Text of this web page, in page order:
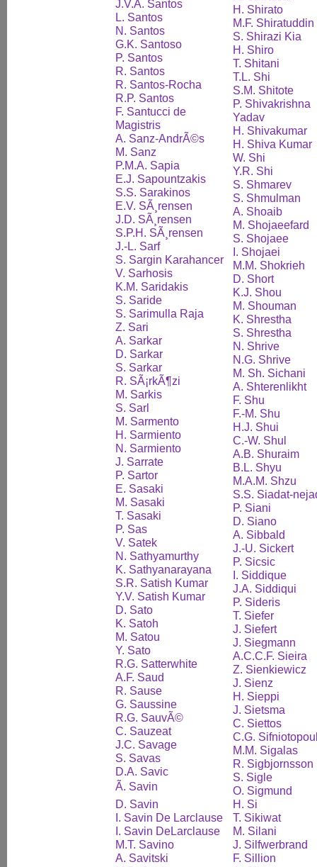
J.V.A. Santos
L. Santos
N. Santos
G.K. Santoso
P. Santos
R. Santos
R. Santos-Rocha
R.P. Santos
F. Santucci de
Magistris
A. Sanz-AndrÃ©s
M. Sanz
P.M.A. Sapia
E.J. Sapountzakis
S.S. Sarakinos
E.V. SÃ¸rensen
J.D. SÃ¸rensen
S.P.H. SÃ¸rensen
J.-L. Sarf
S. Sargin Karahancer
V. Sarhosis
K.M. Saridakis
S. Saride
S. Sarimulla Raja
Z. Sari
A. Sarkar
D. Sarkar
S. Sarkar
R. SÃ¡rkÃ¶zi
M. Sarkis
S. Sarl
M. Sarmento
H. Sarmiento
N. Sarmiento
J. Sarrate
P. Sartor
E. Sasaki
M. Sasaki
T. Sasaki
P. Sas
V. Satek
N. Sathyamurthy
K. Sathyanarayana
S.R. Satish Kumar
Y.V. Satish Kumar
D. Sato
K. Satoh
M. Satou
Y. Sato
R.G. Satterwhite
A.F. Saud
R. Sause
G. Saussine
R.G. SauvÃ©
C. Sauzeat
J.C. Savage
S. Savas
D.A. Savic
Ã. Savin
D. Savin
I. Savin De Larclause
I. Savin DeLarclause
M.T. Savino
A. Savitski
H. Shirato
M.F. Shiratuddin
S. Shirazi Kia
H. Shiro
T. Shitani
T.L. Shi
S.M. Shitote
P. Shivakrishna
Yadav
H. Shivakumar
H. Shiva Kumar
W. Shi
Y.R. Shi
S. Shmarev
S. Shmulman
A. Shoaib
M. Shojaeefard
S. Shojaee
I. Shojaei
M.M. Shokrieh
D. Short
K.J. Shou
M. Shouman
K. Shrestha
S. Shrestha
N. Shrive
N.G. Shrive
M. Sh. Sichani
A. Shterenlikht
F. Shu
F.-M. Shu
H.J. Shui
C.-W. Shul
A.B. Shuraim
B.L. Shyu
M.A.M. Shzu
S.S. Siadat-
P. Siani
D. Siano
A. Sibbald
J.-U. Sickert
P. Sicsic
I. Siddique
J.A. Siddiqui
P. Sideris
T. Siefer
J. Siefert
J. Siegmann
A.C.C.F. Sieira
Z. Sienkiewicz
J. Sienz
H. Sieppi
J. Sietsma
C. Siettos
C.G.
M.M. Sigalas
R. Sigbjornsson
S. Sigle
O. Sigmund
H. Si
T. Sikiwat
M. Silani
J. Silfwerbrand
F. Sillion